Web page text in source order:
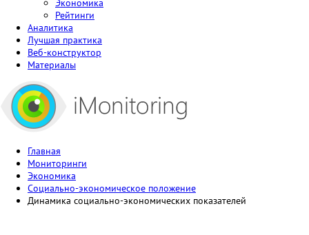
Экономика
Рейтинги
Аналитика
Лучшая практика
Веб-конструктор
Материалы
Главная
Мониторинги
Экономика
Социально-экономическое положение
Динамика социально-экономических показателей